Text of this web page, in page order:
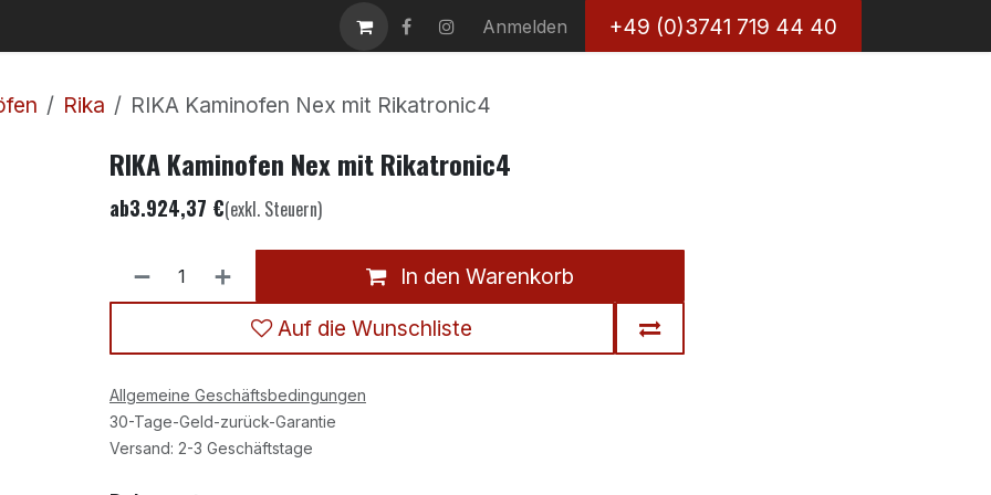
Anmelden +49 (0)3741 719 44 40
Rika RIKA Kaminofen Nex mit Rikatronic4
RIKA Kaminofen Nex mit Rikatronic4
ab3.924,37 €(exkl. Steuern)
In den Warenkorb
Auf die Wunschliste
Allgemeine Geschäftsbedingungen
30-Tage-Geld-zurück-Garantie
Versand: 2-3 Geschäftstage